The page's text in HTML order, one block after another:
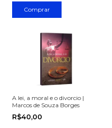
A lei, a moral e o divorcio |
Marcos de Souza Borges
R$40,00